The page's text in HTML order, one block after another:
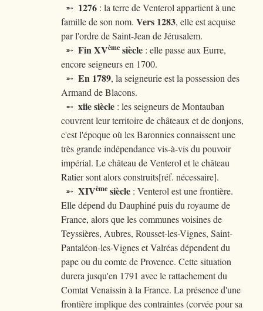
➵ 1276 : la terre de Venterol appartient à une
famille de son nom. Vers 1283, elle est acquise
par l'ordre de Saint-Jean de Jérusalem.
➵ Fin XVème siècle : elle passe aux Eurre,
encore seigneurs en 1700.
➵ En 1789, la seigneurie est la possession des
Armand de Blacons.
➵ xiie siècle : les seigneurs de Montauban
couvrent leur territoire de châteaux et de donjons,
c'est l'époque où les Baronnies connaissent une
très grande indépendance vis-à-vis du pouvoir
impérial. Le château de Venterol et le château
Ratier sont alors construits[réf. nécessaire].
➵ XIVème siècle : Venterol est une frontière.
Elle dépend du Dauphiné puis du royaume de
France, alors que les communes voisines de
Teyssières, Aubres, Rousset-les-Vignes, Saint-
Pantaléon-les-Vignes et Valréas dépendent du
pape ou du comte de Provence. Cette situation
durera jusqu'en 1791 avec le rattachement du
Comtat Venaissin à la France. La présence d'une
frontière implique des contraintes (corvée pour sa